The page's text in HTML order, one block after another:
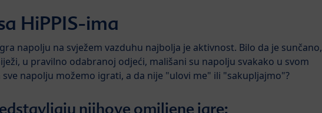
HiPPIS-ima
napolju na svježem vazduhu najbolja je aktivnost. Bilo da je sunčano,
u pravilno odabranoj odjeći, mališani su napolju svakako u svom
sve napolju možemo igrati, a da nije "ulovi me" ili "sakupljajmo"?
njihove omiljene igre: